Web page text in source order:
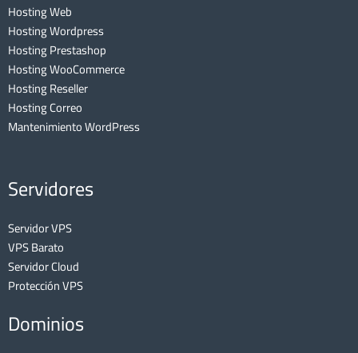
Hosting Web
Hosting Wordpress
Hosting Prestashop
Hosting WooCommerce
Hosting Reseller
Hosting Correo
Mantenimiento WordPress
Servidores
Servidor VPS
VPS Barato
Servidor Cloud
Protección VPS
Dominios